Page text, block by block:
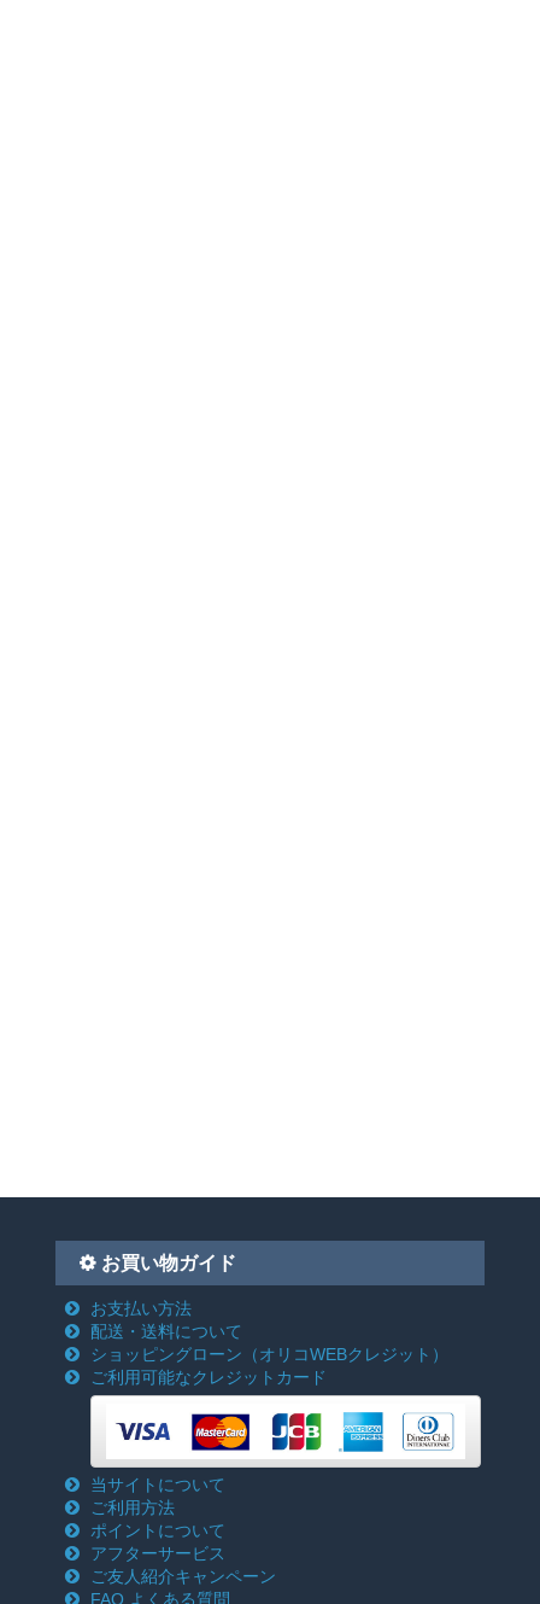
お買い物ガイド
お支払い方法
配送・送料について
ショッピングローン （オリコWEBクレジット）
ご利用可能なクレジットカード
当サイトについて
ご利用方法
ポイントについて
アフターサービス
ご友人紹介キャンペーン
FAQ よくある質問